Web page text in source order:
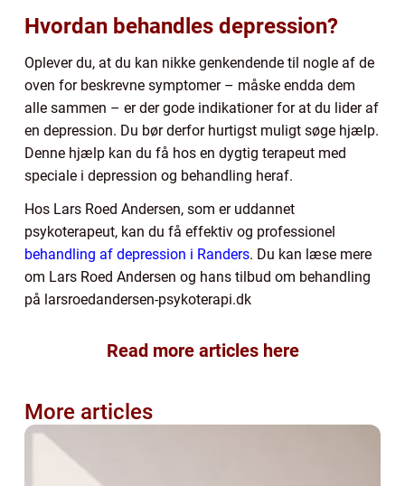
Hvordan behandles depression?
Oplever du, at du kan nikke genkendende til nogle af de
oven for beskrevne symptomer – måske endda dem
alle sammen – er der gode indikationer for at du lider af
en depression. Du bør derfor hurtigst muligt søge hjælp.
Denne hjælp kan du få hos en dygtig terapeut med
speciale i depression og behandling heraf.
Hos Lars Roed Andersen, som er uddannet
psykoterapeut, kan du få effektiv og professionel
behandling af depression i Randers. Du kan læse mere
om Lars Roed Andersen og hans tilbud om behandling
på larsroedandersen-psykoterapi.dk
Read more articles here
More articles